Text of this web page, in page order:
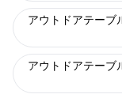
アウトドアテーブ
アウトドアテーブ